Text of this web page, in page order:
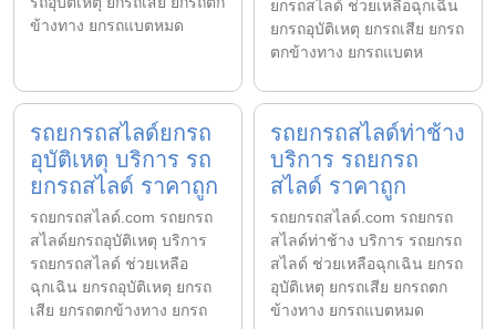
ข้างทาง ยกรถแบตหมด
ยกรถสไลด์ ช่วยเหลือฉุกเฉิน
ยกรถอุบัติเหตุ ยกรถเสีย ยกรถ
ตกข้างทาง ยกรถแบตห
รถยกรถสไลด์ยกรถ
อุบัติเหตุ บริการ รถ
ยกรถสไลด์ ราคาถูก
รถยกรถสไลด์.com รถยกรถ
สไลด์ยกรถอุบัติเหตุ บริการ
รถยกรถสไลด์ ช่วยเหลือ
ฉุกเฉิน ยกรถอุบัติเหตุ ยกรถ
เสีย ยกรถตกข้างทาง ยกรถ
รถยกรถสไลด์ท่าช้าง
บริการ รถยกรถ
สไลด์ ราคาถูก
รถยกรถสไลด์.com รถยกรถ
สไลด์ท่าช้าง บริการ รถยกรถ
สไลด์ ช่วยเหลือฉุกเฉิน ยกรถ
อุบัติเหตุ ยกรถเสีย ยกรถตก
ข้างทาง ยกรถแบตหมด